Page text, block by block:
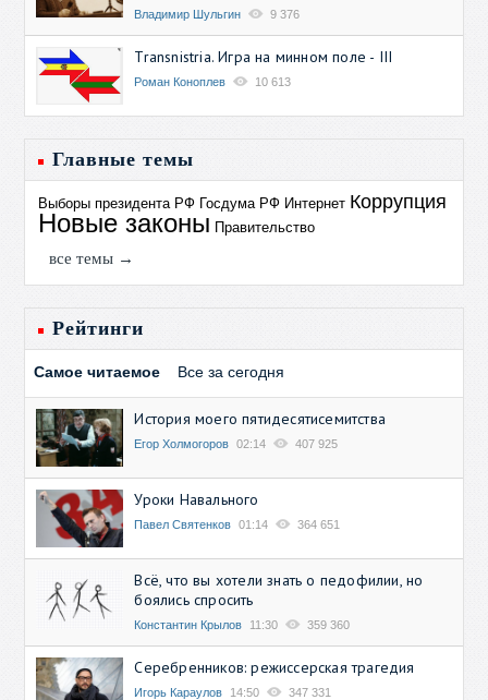
Владимир Шульгин 9 376
Transnistria. Игра на минном поле - III
Роман Коноплев 10 613
Главные темы
Выборы президента РФ Госдума РФ Интернет Коррупция
Новые законы Правительство
все темы →
Рейтинги
Самое читаемое Все за сегодня
История моего пятидесятисемитства
Егор Холмогоров 02:14 407 925
Уроки Навального
Павел Святенков 01:14 364 651
Всё, что вы хотели знать о педофилии, но
боялись спросить
Константин Крылов 11:30 359 360
Серебренников: режиссерская трагедия
Игорь Караулов 14:50 347 331